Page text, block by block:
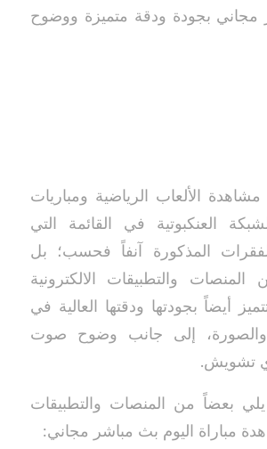
مجاني بجودة ودقة متميزة ووضوح
الألعاب الرياضية ومباريات
العنكبوتية في القائمة التي
المذكورة آنفاً فحسب؛ بل
المنصات والتطبيقات الالكترونية
أيضاً بجودتها ودقتها العالية في
والصورة، إلى جانب وضوح صوت
تشويش.
بعضاً من المنصات والتطبيقات
مباراة اليوم بث مباشر مجاني: